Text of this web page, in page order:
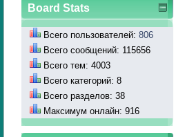
Board Stats
Всего пользователей: 806
Всего сообщений: 115656
Всего тем: 4003
Всего категорий: 8
Всего разделов: 38
Максимум онлайн: 916